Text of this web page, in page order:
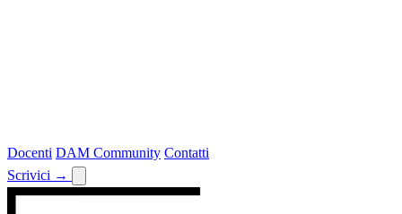
Docenti DAM Community Contatti
Scrivici →